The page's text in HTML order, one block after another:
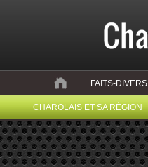
FAITS-DIVERS
CHAROLAIS ET SA RÉGION